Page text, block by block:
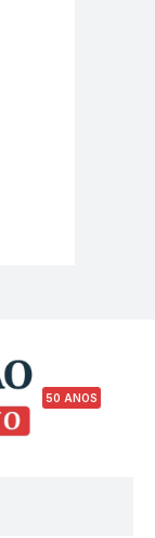
50 ANOS